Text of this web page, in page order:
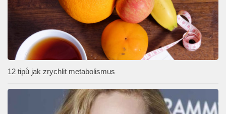
12 tipů jak zrychlit metabolismus